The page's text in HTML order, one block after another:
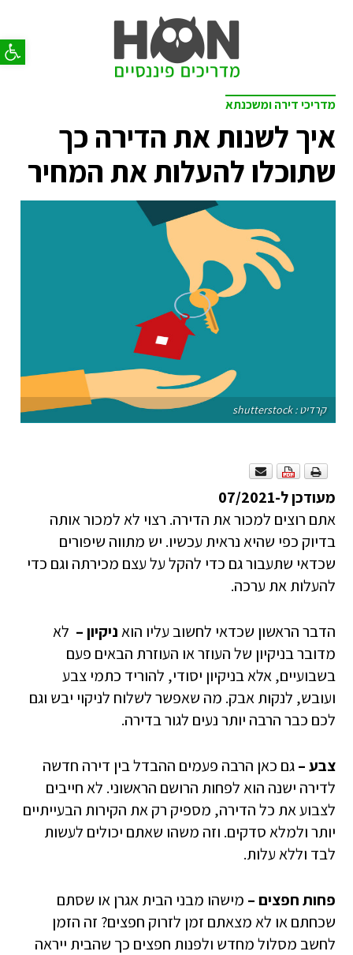
פתח
מדריכי דירה ומשכנתא
איך לשנות את הדירה כך
שתוכלו להעלות את המחיר
קרדיט : shutterstock
מעודכן ל-07/2021
אתם רוצים למכור את הדירה. רצוי לא למכור אותה
בדיוק כפי שהיא נראית עכשיו. יש מתווה שיפורים
שכדאי שתעבור גם כדי להקל על עצם מכירתה וגם כדי
להעלות את ערכה.
הדבר הראשון שכדאי לחשוב עליו הואניקיון – לא
מדובר בניקיון של העוזר או העוזרת הבאים פעם
בשבועיים, אלא בניקיון יסודי, להוריד כתמי צבע
ועובש, לנקות אבק. מה שאפשר לשלוח לניקוי יבש וגם
לכם כבר הרבה יותר נעים לגור בדירה.
צבע –גם כאן הרבה פעמים ההבדל בין דירה חדשה
לדירה ישנה הוא לפחות הרושם הראשוני. לא חייבים
לצבוע את כל הדירה, מספיק רק את הקירות הבעייתיים
יותר ולמלא סדקים. וזה משהו שאתם יכולים לעשות
לבד וללא עלות.
פחות חפצים – מישהו מבני הבית אגרן או שסתם
שכחתם או לא מצאתם זמן לזרוק חפצים? זה הזמן
לחשב מסלול מחדש ולפנות חפצים כך שהבית ייראה